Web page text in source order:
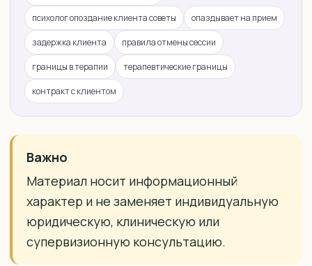
психолог опоздание клиента советы опаздывает на прием
задержка клиента правила отмены сессии
границы в терапии терапевтические границы
контракт с клиентом
Важно
Материал носит информационный
характер и не заменяет индивидуальную
юридическую, клиническую или
супервизионную консультацию.